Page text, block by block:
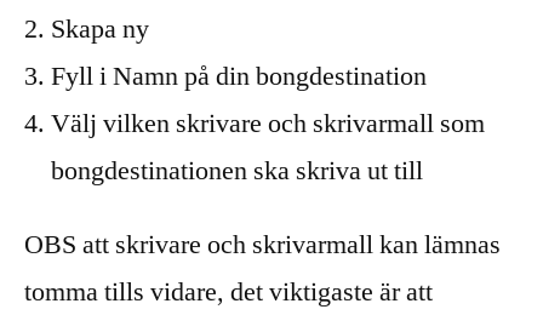
Skapa ny
Fyll i Namn på din bongdestination
Välj vilken skrivare och skrivarmall som
bongdestinationen ska skriva ut till
OBS att skrivare och skrivarmall kan lämnas
tomma tills vidare, det viktigaste är att